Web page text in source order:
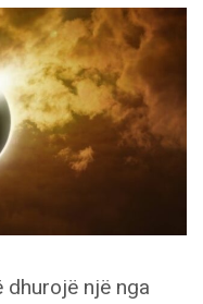
një nga